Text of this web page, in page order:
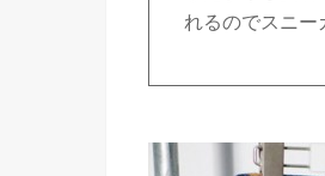
れるのでスニー